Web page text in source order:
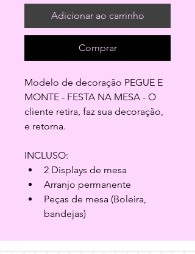
Adicionar ao carrinho
Comprar
Modelo de decoração PEGUE E
MONTE - FESTA NA MESA - O
cliente retira, faz sua decoração,
e retorna.
INCLUSO:
2 Displays de mesa
Arranjo permanente
Peças de mesa (Boleira,
bandejas)